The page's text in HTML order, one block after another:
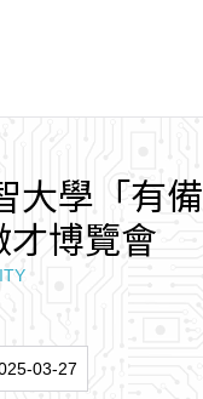
大學 「 有備
才博覽會
03-27